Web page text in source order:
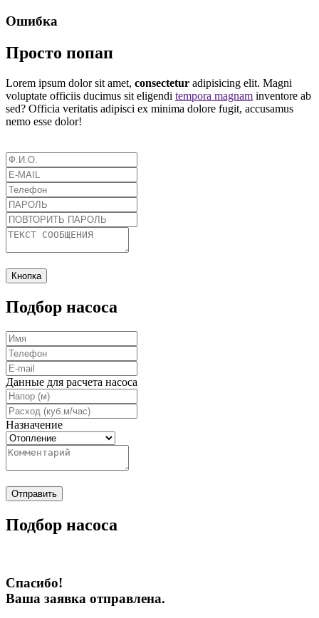
Ошибка
Просто попап
Lorem ipsum dolor sit amet, consectetur adipisicing elit. Magni
voluptate officiis ducimus sit eligendi tempora magnam inventore ab
sed? Officia veritatis adipisci ex minima dolore fugit, accusamus
nemo esse dolor!
Кнопка
Подбор насоса
Данные для расчета насоса
Назначение
Отправить
Подбор насоса
Спасибо!
Ваша заявка отправлена.